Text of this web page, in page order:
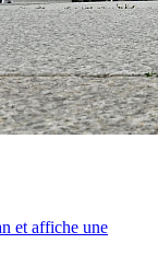
et affiche une